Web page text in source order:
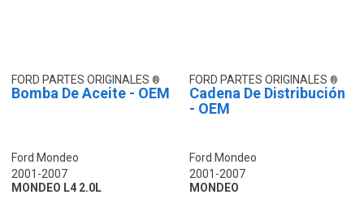
FORD PARTES ORIGINALES
Bomba De Aceite - OEM
Ford Mondeo
2001-2007
MONDEO L4 2.0L
FORD PARTES ORIGINALES
Cadena De Distribución
- OEM
Ford Mondeo
2001-2007
MONDEO